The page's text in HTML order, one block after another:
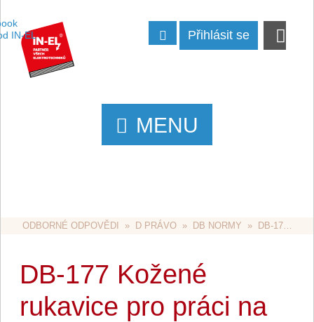
Přihlásit se
MENU
ODBORNÉ ODPOVĚDI
  »
D PRÁVO
  »
DB NORMY
  »  DB-177 KOŽENÉ RUKAVICE PRO PRÁCI NA ELEKTRICKÉM ZAŘÍZENÍ
DB-177 Kožené
rukavice pro práci na